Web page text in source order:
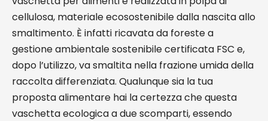
cellulosa, materiale ecosostenibile dalla nascita allo
smaltimento. È infatti ricavata da foreste a
gestione ambientale sostenibile certificata FSC e,
dopo l’utilizzo, va smaltita nella frazione umida della
raccolta differenziata. Qualunque sia la tua
proposta alimentare hai la certezza che questa
vaschetta ecologica a due scomparti, essendo